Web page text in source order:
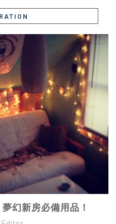
幻新房必備用品！